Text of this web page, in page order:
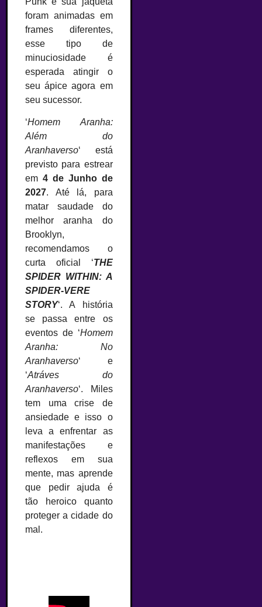
foram animadas em
frames diferentes,
esse tipo de
minuciosidade é
esperada atingir o
seu ápice agora em
seu sucessor.
‘Homem Aranha:
Além do
Aranhaverso‘ está
previsto para estrear
em 4 de Junho de
2027. Até lá, para
matar saudade do
melhor aranha do
Brooklyn,
recomendamos o
curta oficial ‘THE
SPIDER WITHIN: A
SPIDER-VERE
STORY‘. A história
se passa entre os
eventos de ‘Homem
Aranha: No
Aranhaverso‘ e
‘Atráves do
Aranhaverso‘. Miles
tem uma crise de
ansiedade e isso o
leva a enfrentar as
manifestações e
reflexos em sua
mente, mas aprende
que pedir ajuda é
tão heroico quanto
proteger a cidade do
mal.